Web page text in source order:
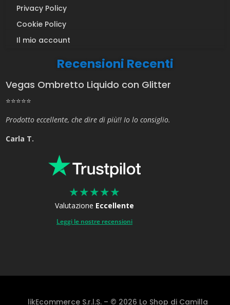
Privacy Policy
Cookie Policy
Il mio account
Recensioni Recenti
Vegas Ombretto Liquido con Glitter
⭐⭐⭐⭐⭐
Prodotto eccellente, che dire di più!! Io lo consiglio.
Carla T.
★★★★★
Valutazione Eccellente
Leggi le nostre recensioni
likEcommerce S.r.l.S. – © 2026 Lo Shop di Camilla